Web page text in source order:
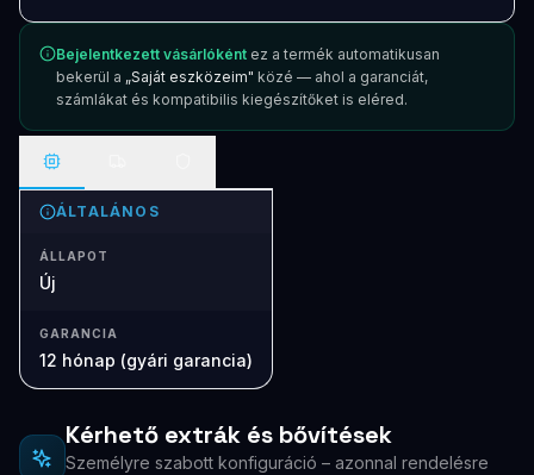
Bejelentkezett vásárlóként ez a termék automatikusan
bekerül a „Saját eszközeim" közé — ahol a garanciát,
számlákat és kompatibilis kiegészítőket is eléred.
ÁLTALÁNOS
ÁLLAPOT
Új
GARANCIA
12 hónap (gyári garancia)
Kérhető extrák és bővítések
Személyre szabott konfiguráció – azonnal rendelésre